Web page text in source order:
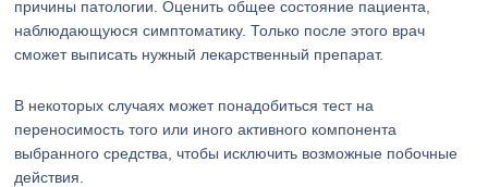
причины патологии. Оценить общее состояние пациента,
наблюдающуюся симптоматику. Только после этого врач
сможет выписать нужный лекарственный препарат.
В некоторых случаях может понадобиться тест на
переносимость того или иного активного компонента
выбранного средства, чтобы исключить возможные побочные
действия.